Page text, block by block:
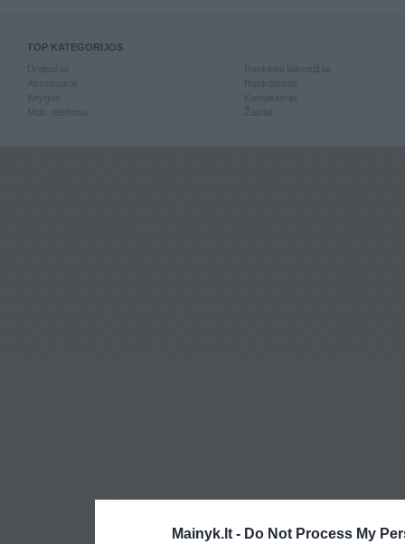
Mainyk.lt - Do Not Process My
TOP KATEGORIJOS
Knygos
Mob. telefonai
Kompiuterija
Žaislai